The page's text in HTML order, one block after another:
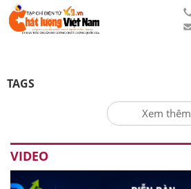
TAGS
Xem thêm
VIDEO